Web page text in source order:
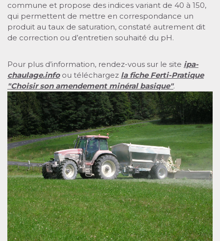
commune et propose des indices variant de 40 à 150,
qui permettent de mettre en correspondance un
produit au taux de saturation, constaté autrement dit
de correction ou d’entretien souhaité du pH.
Pour plus d’information, rendez-vous sur le site ipa-
chaulage.info ou téléchargez la fiche Ferti-Pratique
"Choisir son amendement minéral basique".